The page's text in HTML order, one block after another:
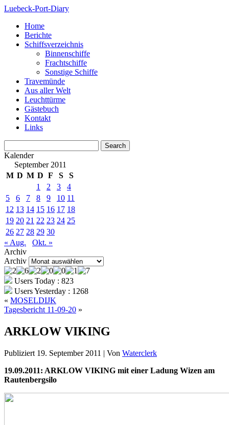
Luebeck-Port-Diary
Home
Berichte
Schiffsverzeichnis
Binnenschiffe
Frachtschiffe
Sonstige Schiffe
Travemünde
Aus aller Welt
Leuchttürme
Gästebuch
Kontakt
Links
Kalender
September 2011
M D M D F S
S
1
2 3
4
5
6 7 8 9 10 11
12 13 14 15 16 17 18
19 20 21 22 23 24 25
26 27 28 29 30
« Aug.
Okt. »
Archiv
Archiv
Users Today : 823
Users Yesterday : 1268
« MOSELDIJK
Tagesbericht 11-09-20 »
ARKLOW VIKING
Publiziert 19. September 2011 | Von Waterclerk
19.09.2011: ARKLOW VIKING mit einer Ladung Wizen am
Rautenbergsilo